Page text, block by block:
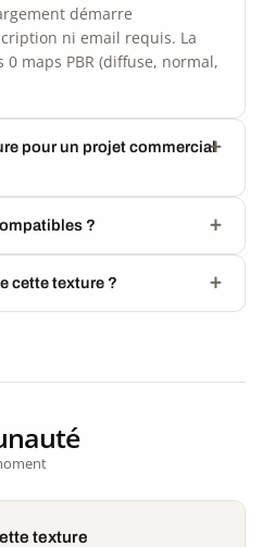
démarre
ni email requis. La
maps PBR (diffuse, normal,
pour un projet commercial
?
cette texture ?
texture